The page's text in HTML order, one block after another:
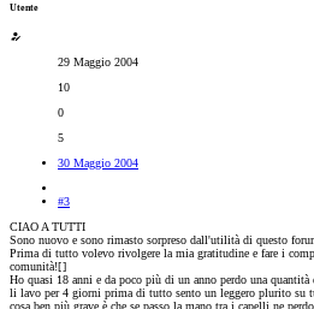
Utente
29 Maggio 2004
10
0
5
30 Maggio 2004
#3
CIAO A TUTTI
Sono nuovo e sono rimasto sorpreso dall'utilità di questo
Prima di tutto volevo rivolgere la mia gratitudine e fare i
comunità![]
Ho quasi 18 anni e da poco più di un anno perdo una
li lavo per 4 giorni prima di tutto sento un leggero plurito su
cosa ben più grave è che se passo la mano tra i capelli ne